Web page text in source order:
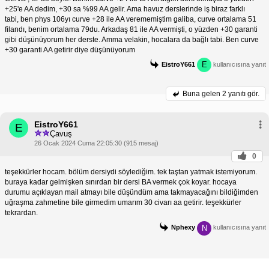
+25'e AA dedim, +30 sa %99 AA gelir. Ama havuz derslerinde iş biraz farklı
tabi, ben phys 106yı curve +28 ile AA verememiştim galiba, curve ortalama 51
filandı, benim ortalama 79du. Arkadaş 81 ile AA vermişti, o yüzden +30 garanti
gibi düşünüyorum her derste. Amma velakin, hocalara da bağlı tabi. Ben curve
+30 garanti AA getirir diye düşünüyorum
EistroY661 E kullanıcısına yanıt
Buna gelen 2 yanıtı gör.
E EistroY661
Çavuş
26 Ocak 2024 Cuma 22:05:30 (915 mesaj)
0
teşekkürler hocam. bölüm dersiydi söylediğim. tek taştan yatmak istemiyorum.
buraya kadar gelmişken sınırdan bir dersi BA vermek çok koyar. hocaya
durumu açıklayan mail atmayı bile düşündüm ama takmayacağını bildiğimden
uğraşma zahmetine bile girmedim umarım 30 civarı aa getirir. teşekkürler
tekrardan.
Nphexy N kullanıcısına yanıt